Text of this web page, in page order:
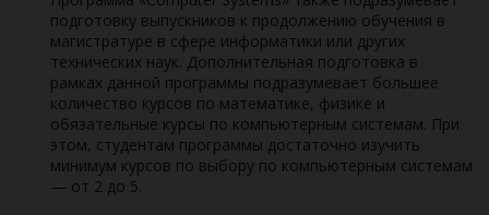
подготовку выпускников к продолжению обучения в
магистратуре в сфере информатики или других
технических наук. Дополнительная подготовка в
рамках данной программы подразумевает большее
количество курсов по математике, физике и
обязательные курсы по компьютерным системам. При
этом, студентам программы достаточно изучить
минимум курсов по выбору по компьютерным системам
— от 2 до 5.